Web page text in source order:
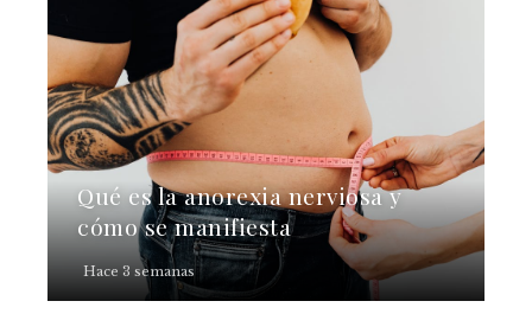
Qué es la anorexia nerviosa y
cómo se manifiesta
Hace 3 semanas